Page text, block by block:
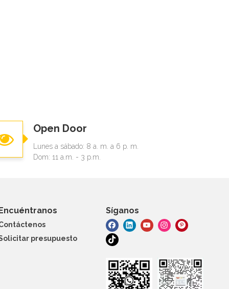
Open Door
Lunes a sábado: 8 a. m. a 6 p. m.
Dom: 11 a.m. - 3 p.m.
presupuesto
Síganos